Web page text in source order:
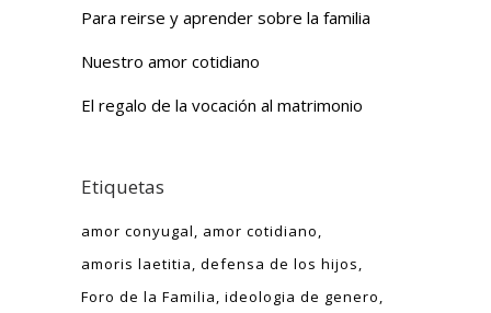
Para reirse y aprender sobre la familia
Nuestro amor cotidiano
El regalo de la vocación al matrimonio
Etiquetas
amor conyugal
amor cotidiano
amoris laetitia defensa de los hijos
Foro de la Familia ideologia de genero